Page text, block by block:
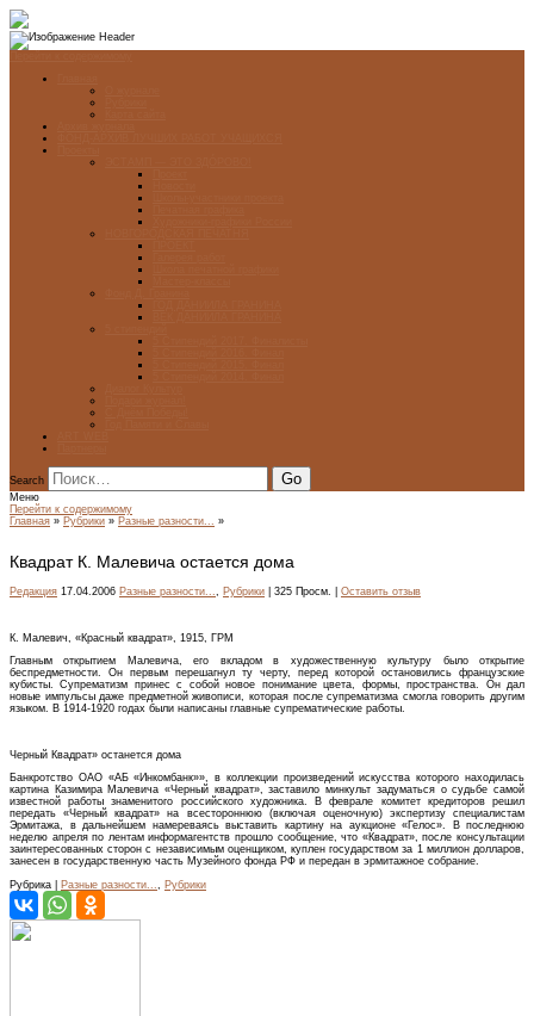
Search
Меню
Перейти к содержимому
Главная » Рубрики » Разные разности... »
Квадрат К. Малевича остается дома
Редакция 17.04.2006 Разные разности..., Рубрики | 325 Просм. | Оставить отзыв
К. Малевич, «Красный квадрат», 1915, ГРМ
Главным открытием Малевича, его вкладом в художественную культуру было открытие
беспредметности. Он первым перешагнул ту черту, перед которой остановились французские
кубисты. Супрематизм принес с собой новое понимание цвета, формы, пространства. Он дал
новые импульсы даже предметной живописи, которая после супрематизма смогла говорить другим
языком. В 1914-1920 годах были написаны главные супрематические работы.
Черный Квадрат» останется дома
Банкротство ОАО «АБ «Инкомбанк»», в коллекции произведений искусства которого находилась
картина Казимира Малевича «Черный квадрат», заставило минкульт задуматься о судьбе самой
известной работы знаменитого российского художника. В феврале комитет кредиторов решил
передать «Черный квадрат» на всестороннюю (включая оценочную) экспертизу специалистам
Эрмитажа, в дальнейшем намереваясь выставить картину на аукционе «Гелос». В последнюю
неделю апреля по лентам информагентств прошло сообщение, что «Квадрат», после консультации
заинтересованных сторон с независимым оценщиком, куплен государством за 1 миллион долларов,
занесен в государственную часть Музейного фонда РФ и передан в эрмитажное собрание.
Рубрика | Разные разности... Рубрики